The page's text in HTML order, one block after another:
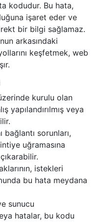
kodudur. Bu hata,
işaret eder ve
bir bilgi sağlamaz.
arkasındaki
keşfetmek, web
kurulu olan
yapılandırılmış veya
bağlantı sorunları,
uğramasına
istekleri
bu hata meydana
sunucu
hatalar, bu kodu